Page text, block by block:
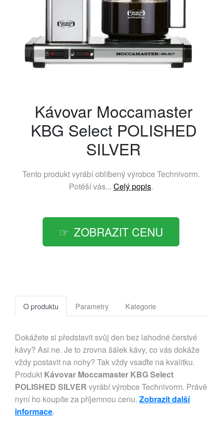
Kávovar Moccamaster
KBG Select POLISHED
SILVER
Tento produkt vyrábí oblíbený výrobce Technivorm.
Potěší vás... Celý popis.
ZOBRAZIT CENU
O produktu Parametry Kategorie
Dokážete si představit svůj den bez lahodné čerstvé
kávy? Asi ne. Je to zrovna šálek kávy, co vás dokáže
vždy postavit na nohy? Tak vždy vsaďte na kvalitku.
Produkt Kávovar Moccamaster KBG Select
POLISHED SILVER vyrábí výrobce Technivorm. Právě
nyní ho koupíte za příjemnou cenu. Zobrazit další
informace.